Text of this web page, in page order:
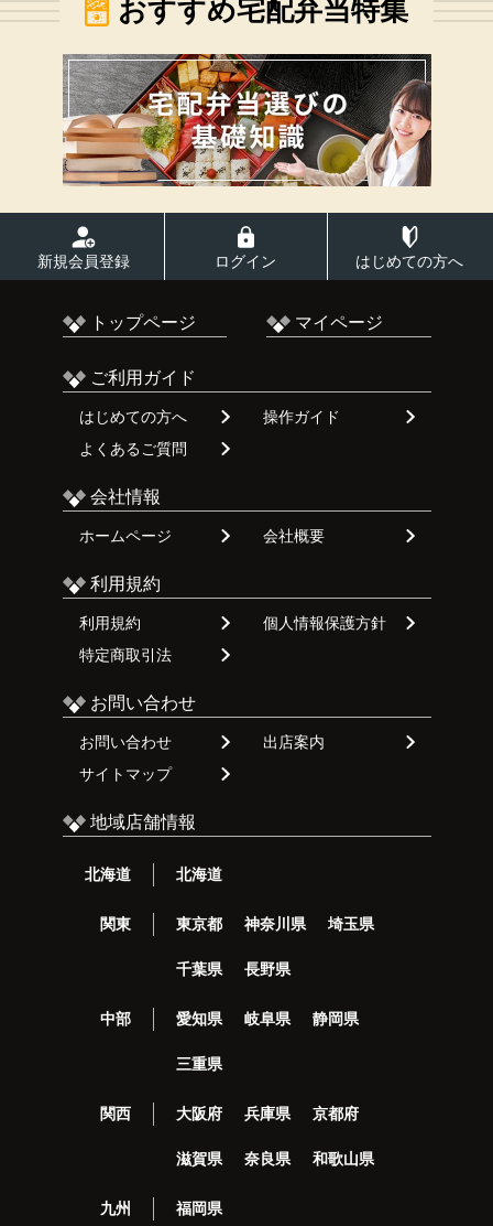
おすすめ宅配弁当特集
新規会員登録 ログイン はじめての方へ
トップページ マイページ
ご利用ガイド
はじめての方へ
操作ガイド
よくあるご質問
会社情報
ホームページ 会社概要
利用規約
利用規約
個人情報保護方針
特定商取引法
お問い合わせ
お問い合わせ
出店案内
サイトマップ
地域店舗情報
北海道 北海道
関東 東京都 神奈川県 埼玉県
千葉県 長野県
中部 愛知県 岐阜県 静岡県
三重県
関西 大阪府 兵庫県 京都府
滋賀県 奈良県 和歌山県
九州 福岡県